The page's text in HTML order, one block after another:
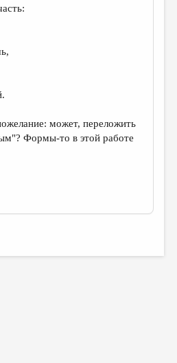
может, переложить
Формы-то в этой работе